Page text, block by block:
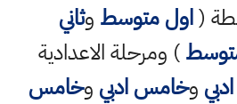
(اول متوسط وثاني
) ومرحلة الاعدادية
وخامس ادبي وخامس